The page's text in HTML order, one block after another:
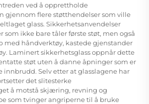
ved å opprettholde
gjennom flere støtthendelser som ville
glass. Sikkerhetsanvendelser
som ikke bare tåler første støt, men også
med håndverktøy, kastede gjenstander
Laminert sikkerhetsglass oppnår dette
støt uten å danne åpninger som er
innbrudd. Selv etter at glasslagene har
det slitesterke
å motstå skjæring, revning og
som tvinger angriperne til å bruke